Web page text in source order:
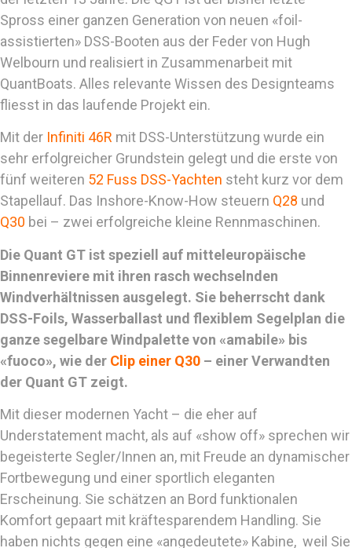
Spross einer ganzen Generation von neuen «foil-
assistierten» DSS-Booten aus der Feder von Hugh
Welbourn und realisiert in Zusammenarbeit mit
QuantBoats. Alles relevante Wissen des Designteams
fliesst in das laufende Projekt ein.
Mit der Infiniti 46R mit DSS-Unterstützung wurde ein
sehr erfolgreicher Grundstein gelegt und die erste von
fünf weiteren 52 Fuss DSS-Yachten steht kurz vor dem
Stapellauf. Das Inshore-Know-How steuern Q28 und
Q30 bei – zwei erfolgreiche kleine Rennmaschinen.
Die Quant GT ist speziell auf mitteleuropäische
Binnenreviere mit ihren rasch wechselnden
Windverhältnissen ausgelegt. Sie beherrscht dank
DSS-Foils, Wasserballast und flexiblem Segelplan die
ganze segelbare Windpalette von «amabile» bis
«fuoco», wie der Clip einer Q30 – einer Verwandten
der Quant GT zeigt.
Mit dieser modernen Yacht – die eher auf
Understatement macht, als auf «show off» sprechen wir
begeisterte Segler/Innen an, mit Freude an dynamischer
Fortbewegung und einer sportlich eleganten
Erscheinung. Sie schätzen an Bord funktionalen
Komfort gepaart mit kräftesparendem Handling. Sie
haben nichts gegen eine «angedeutete» Kabine, weil Sie